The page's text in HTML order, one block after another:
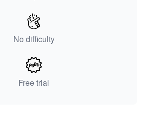
No difficulty
Free trial